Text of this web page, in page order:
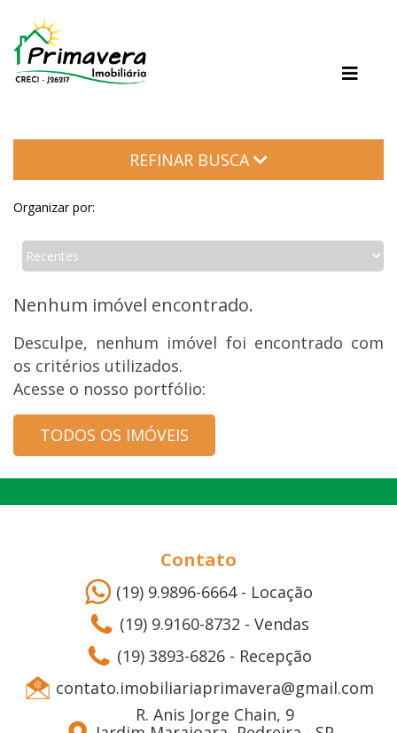
SÍTIOS
Sítios
REFINAR BUSCA
Organizar por:
Nenhum imóvel encontrado.
Desculpe, nenhum imóvel foi encontrado com
os critérios utilizados.
Acesse o nosso portfólio:
TODOS OS IMÓVEIS
Contato
(19) 9.9896-6664 - Locação
(19) 9.9160-8732 - Vendas
(19) 3893-6826 - Recepção
contato.imobiliariaprimavera@gmail.com
R. Anis Jorge Chain, 9